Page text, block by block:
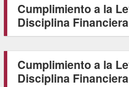
Cumplimiento a la
Disciplina
Cumplimiento a la
Disciplina